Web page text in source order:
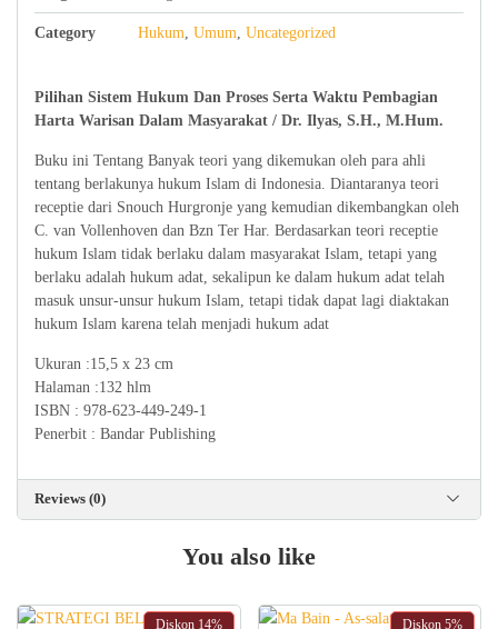
Category Hukum, Umum, Uncategorized
Pilihan Sistem Hukum Dan Proses Serta Waktu Pembagian
Harta Warisan Dalam Masyarakat / Dr. Ilyas, S.H., M.Hum.
Buku ini Tentang Banyak teori yang dikemukan oleh para ahli
tentang berlakunya hukum Islam di Indonesia. Diantaranya teori
receptie dari Snouch Hurgronje yang kemudian dikembangkan oleh
C. van Vollenhoven dan Bzn Ter Har. Berdasarkan teori receptie
hukum Islam tidak berlaku dalam masyarakat Islam, tetapi yang
berlaku adalah hukum adat, sekalipun ke dalam hukum adat telah
masuk unsur-unsur hukum Islam, tetapi tidak dapat lagi diaktakan
hukum Islam karena telah menjadi hukum adat
Ukuran :15,5 x 23 cm
Halaman :132 hlm
ISBN : 978-623-449-249-1
Penerbit : Bandar Publishing
Reviews (0)
You also like
Diskon 14% Diskon 5%